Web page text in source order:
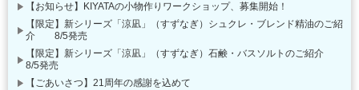
【お知らせ】KIYATAの小物作りワークショップ、募集開始！
【限定】新シリーズ「涼凪」（すずなぎ）シュクレ・ブレンド精油のご紹
介 8/5発売
【限定】新シリーズ「涼凪」（すずなぎ）石鹸・バスソルトのご紹介
8/5発売
【ごあいさつ】21周年の感謝を込めて